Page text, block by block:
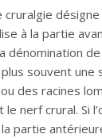
cruralgie
à la partie
dénomination
souvent une
des racines
nerf crural. Si
partie